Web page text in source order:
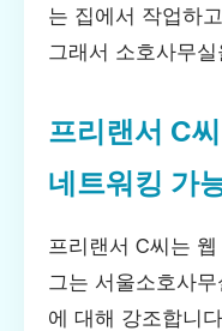
는 집에서 작업하
그래서 소호사무
프리랜서 C
네트워킹 가
프리랜서 C씨는
그는 서울소호사
에 대해 강조합니